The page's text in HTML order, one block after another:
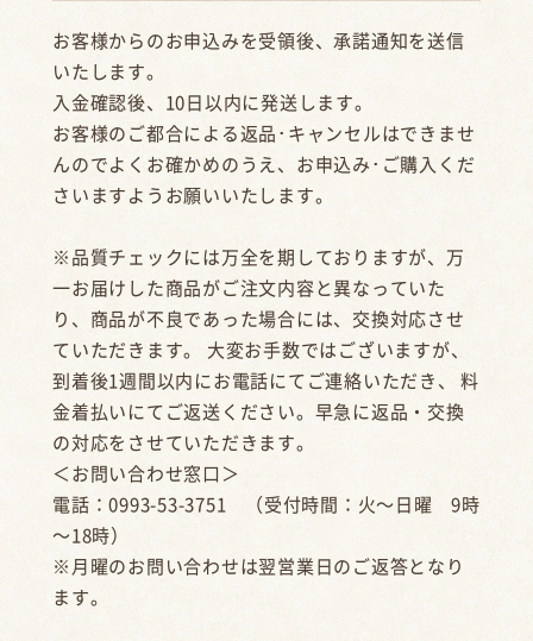
お客様からのお申込みを受領後、承諾通知を送信
いたします。
入金確認後、10日以内に発送します。
お客様のご都合による返品･キャンセルはできませ
んのでよくお確かめのうえ、お申込み･ご購入くだ
さいますようお願いいたします。
※品質チェックには万全を期しておりますが、万
一お届けした商品がご注文内容と異なっていた
り、商品が不良であった場合には、交換対応させ
ていただきます。 大変お手数ではございますが、
到着後1週間以内にお電話にてご連絡いただき、 料
金着払いにてご返送ください。早急に返品・交換
の対応をさせていただきます。
＜お問い合わせ窓口＞
電話：0993-53-3751 （受付時間：火～日曜 9時
～18時）
※月曜のお問い合わせは翌営業日のご返答となり
ます。